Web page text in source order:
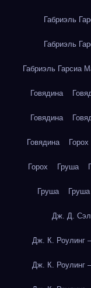
Габриэль
Габриэль
Габриэль Гарсиа
Говядина
Говядина
Говядина Горох
Горох Груша
Груша Груша
Дж. Д.
Дж. К. Роулинг
Дж. К. Роулинг